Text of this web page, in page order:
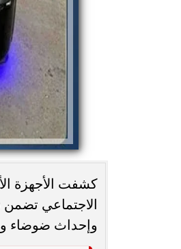
كشفت الأجهزة
الاجتماعي
وإحداث ضوضاء
محافظ أسيوط : حملات مكثفة
الإشغالات بحي شرق لإعادة
وتحقيق...